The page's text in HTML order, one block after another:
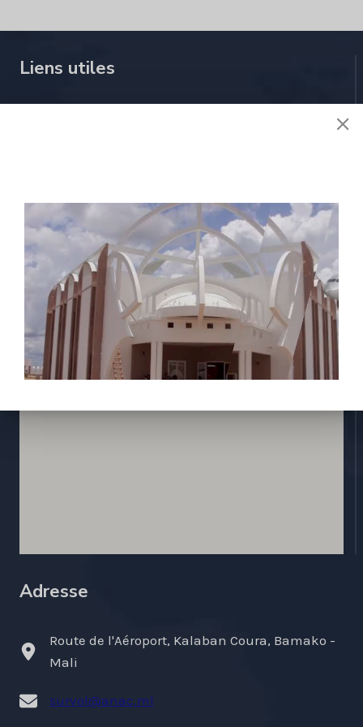
Liens utiles
Réglementions
E-services
Contactez nous
Adresse
Route de l'Aéroport, Kalaban Coura, Bamako -
Mali
survol@anac.ml